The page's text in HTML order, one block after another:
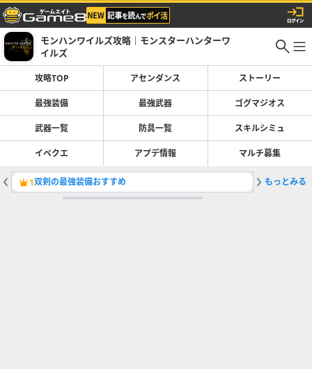
モンハンワイルズ攻略｜モンスターハンターワ
イルズ
攻略TOP アセンダンス ストーリー
最強装備 最強武器 ゴグマジオス
武器一覧 防具一覧 スキルシミュ
イベクエ アプデ情報 マルチ募集
1双剣の最強装備おすすめ 2最強装
もっとみる